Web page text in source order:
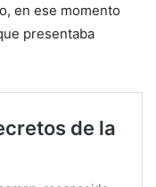
en ese momento
presentaba